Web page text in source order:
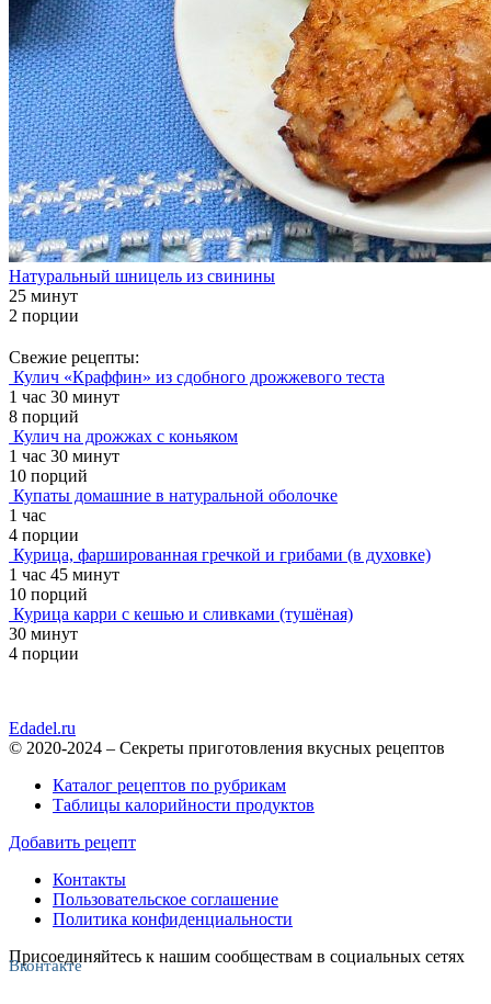
Натуральный шницель из свинины
25 минут
2 порции
Свежие рецепты:
Кулич «Краффин» из сдобного дрожжевого теста
1 час 30 минут
8 порций
Кулич на дрожжах с коньяком
1 час 30 минут
10 порций
Купаты домашние в натуральной оболочке
1 час
4 порции
Курица, фаршированная гречкой и грибами (в духовке)
1 час 45 минут
10 порций
Курица карри с кешью и сливками (тушёная)
30 минут
4 порции
Edadel.ru
© 2020-2024 – Секреты приготовления вкусных рецептов
Каталог рецептов по рубрикам
Таблицы калорийности продуктов
Добавить рецепт
Контакты
Пользовательское соглашение
Политика конфиденциальности
Присоединяйтесь к нашим сообществам в социальных сетях
Вконтакте